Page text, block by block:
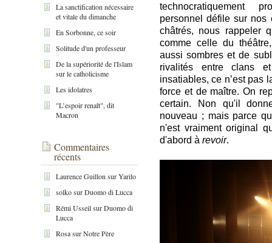
La sanctification nécessaire
et vitale du dimanche
En Sorbonne, ce soir
Solitude d'un professeur
De la supériorité de l'Islam
sur le catholicisme
Les idolatres
"L’espoir renaît", dit
Macron
Commentaires
récents
Laurence Guillon surYarilo
solkosurDuomo di Lucca
Rémi UsseilsurDuomo di
Lucca
RosasurNotre Père
technocratiquement
personnel défile sur nos
châtrés, nous rappeler
comme celle du
aussi sombres et de
rivalités entre clans
insatiables, ce n’est pas
force et de maître. On
certain. Non qu'il
nouveau ; mais parce
n'est vraiment original
d'abord à revoir.